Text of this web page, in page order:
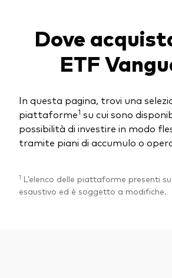
Obbligazionario
Multi-asset
Stile di gestione
Attiva
Passiva
Documenti importanti
Dove
ETF
In questa pagina, trovi una
piattaforme1 su cui sono
possibilità di investire in modo
tramite piani di accumulo o
1 L’elenco delle piattaforme presenti
esaustivo ed è soggetto a modifiche.